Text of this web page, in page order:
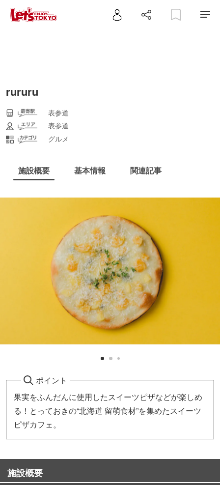
rururu
表参道
表参道
グルメ
施設概要 基本情報 関連記事
ポイント
果実をふんだんに使用したスイーツピザなどが楽しめ
る！とっておきの“北海道 留萌食材”を集めたスイーツ
ピザカフェ。
施設概要